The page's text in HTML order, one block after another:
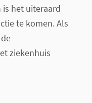
is het uiteraard
te komen. Als
ziekenhuis